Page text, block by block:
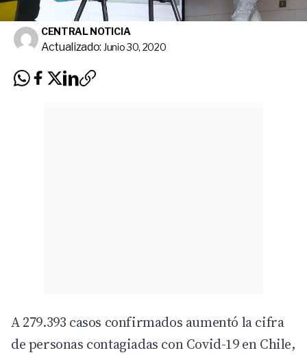
CENTRAL NOTICIA
Actualizado: Junio 30, 2020
A 279.393 casos confirmados aumentó la cifra
de personas contagiadas con Covid-19 en Chile,